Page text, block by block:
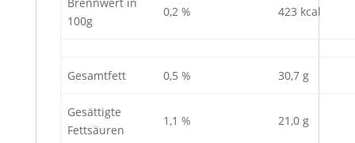
100g
0,2 % 423 kcal
Gesamtfett 0,5 % 30,7 g
Gesättigte
Fettsäuren
1,1 % 21,0 g